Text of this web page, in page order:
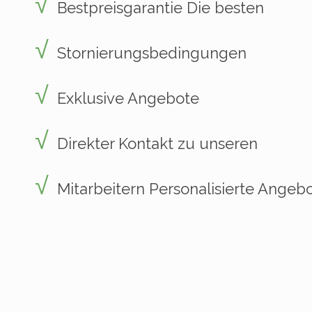
Bestpreisgarantie Die besten
Stornierungsbedingungen
Exklusive Angebote
Direkter Kontakt zu unseren
Mitarbeitern Personalisierte